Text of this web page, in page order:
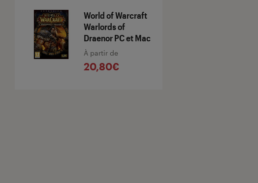
World of Warcraft
Warlords of
Draenor PC et Mac
À partir de
20,80€